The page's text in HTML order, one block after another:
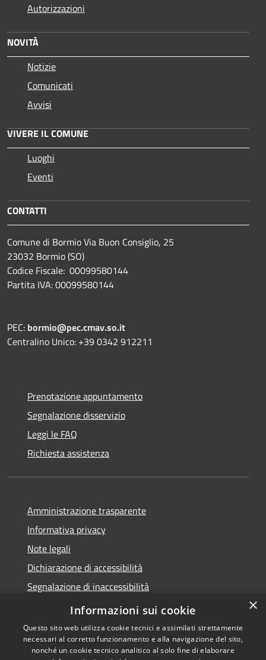
Autorizzazioni
NOVITÀ
Notizie
Comunicati
Avvisi
VIVERE IL COMUNE
Luoghi
Eventi
CONTATTI
Comune di Bormio Via Buon Consiglio, 25
23032 Bormio (SO)
Codice Fiscale: 00099580144
Partita IVA: 00099580144
PEC: bormio@pec.cmav.so.it
Centralino Unico: +39 0342 912211
Prenotazione appuntamento
Segnalazione disservizio
Leggi le FAQ
Richiesta assistenza
Amministrazione trasparente
Informativa privacy
Note legali
Dichiarazione di accessibilità
Segnalazione di inaccessibilità
Whistleblowing segnalazione illeciti
×
Informazioni sui cookie
Questo sito web utilizza cookie tecnici e assimilati strettamente
necessari al corretto funzionamento e alla navigazione del sito,
nonché un cookie tecnico analitico al solo fine di elaborare